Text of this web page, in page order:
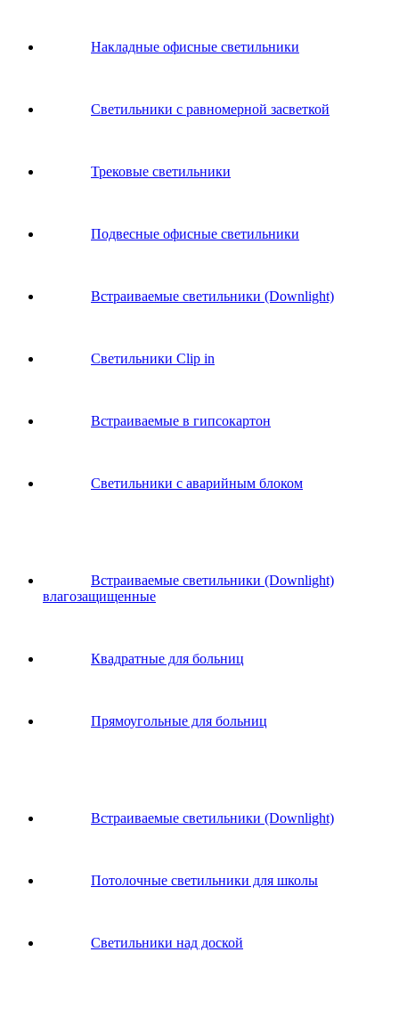
Накладные офисные светильники
Светильники с равномерной засветкой
Трековые светильники
Подвесные офисные светильники
Встраиваемые светильники (Downlight)
Светильники Clip in
Встраиваемые в гипсокартон
Светильники с аварийным блоком
Встраиваемые светильники (Downlight)
влагозащищенные
Квадратные для больниц
Прямоугольные для больниц
Встраиваемые светильники (Downlight)
Потолочные светильники для школы
Светильники над доской